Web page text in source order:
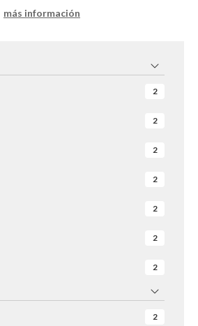
más información
2
2
2
2
2
2
2
2